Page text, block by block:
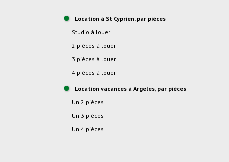
Location à St Cyprien, par pièces
studio à louer
2 pièces à louer
3 pièces à louer
4 pièces à louer
location vacances à Argeles, par pièces
Un 2 pièces
Un 3 pièces
Un 4 pièces